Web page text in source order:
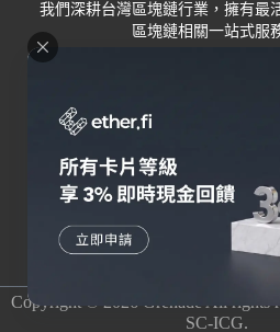
我們深耕台灣區塊鏈行業，擁有最
區塊鏈相關一站式服
Grenade
關於我們
聯絡我們
錢包
Copyright © 2026 Grenade All rights
SC-ICG.